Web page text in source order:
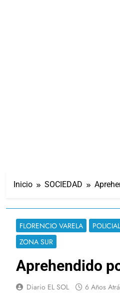
Inicio SOCIEDAD
FLORENCIO VARELA
ZONA SUR
Aprehendido
Diario EL SOL 6 Años